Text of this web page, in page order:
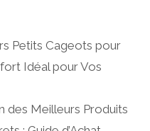
Petits Cageots pour
Idéal pour Vos
des Meilleurs Produits